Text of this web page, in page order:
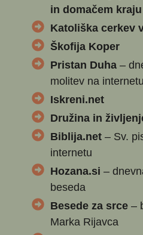
in domačem kraju
Katoliška cerkev
Škofija Koper
Pristan Duha–
molitev na internetu
Iskreni.net
Družina in
Biblija.net– Sv.
internetu
Hozana.si –
beseda
Besede za srce–
Marka Rijavca